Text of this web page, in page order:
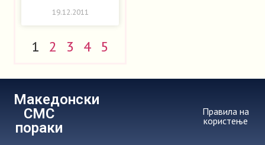
19.12.2011
1 2 3 4 5
Македонски
СМС
пораки
Правила на
користење